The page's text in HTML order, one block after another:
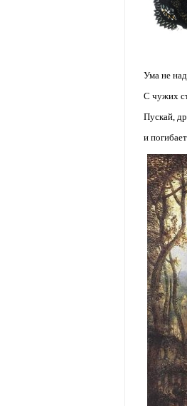
Main herz
Frau Rock
VALKOINEN
Девотчка-вулкан
Банда-Наша!
Ума не
С чужих
Пускай,
и